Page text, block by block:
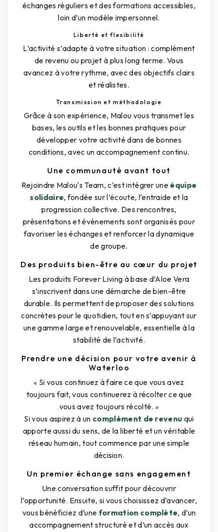
échanges réguliers et des formations accessibles,
loin d’un modèle impersonnel.
Liberté et flexibilité
L’activité s’adapte à votre situation : complément
de revenu ou projet à plus long terme. Vous
avancez à votre rythme, avec des objectifs clairs
et réalistes.
Transmission et méthodologie
Grâce à son expérience, Malou vous transmet les
bases, les outils et les bonnes pratiques pour
développer votre activité dans de bonnes
conditions, avec un accompagnement continu.
Une communauté avant tout
Rejoindre Malou's Team, c’est intégrer une équipe
solidaire, fondée sur l’écoute, l’entraide et la
progression collective. Des rencontres,
présentations et événements sont organisés pour
favoriser les échanges et renforcer la dynamique
de groupe.
Des produits bien-être au cœur du projet
Les produits Forever Living à base d’Aloe Vera
s’inscrivent dans une démarche de bien-être
durable. Ils permettent de proposer des solutions
concrètes pour le quotidien, tout en s’appuyant sur
une gamme large et renouvelable, essentielle à la
stabilité de l’activité.
Prendre une décision pour votre avenir à
Waterloo
« Si vous continuez à faire ce que vous avez
toujours fait, vous continuerez à récolter ce que
vous avez toujours récolté. »
Si vous aspirez à un complément de revenu qui
apporte aussi du sens, de la liberté et un véritable
réseau humain, tout commence par une simple
décision.
Un premier échange sans engagement
Une conversation suffit pour découvrir
l’opportunité. Ensuite, si vous choisissez d’avancer,
vous bénéficiez d’une formation complète, d’un
accompagnement structuré et d’un accès aux